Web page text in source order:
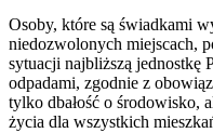
Osoby, które są świadkami
niedozwolonych miejscach,
sytuacji najbliższą jednostkę
odpadami, zgodnie z
tylko dbałość o środowisko,
życia dla wszystkich